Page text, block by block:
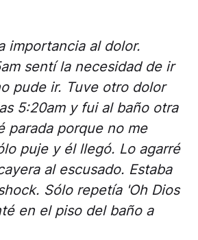
importancia al dolor.
sentí la necesidad de ir
pude ir. Tuve otro dolor
5:20am y fui al baño otra
parada porque no me
puje y él llegó. Lo agarré
al escusado. Estaba
Sólo repetía 'Oh Dios
en el piso del baño a